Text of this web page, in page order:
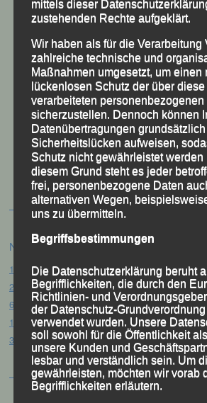
50 Jahre LG Passau
Festzschrift
Neueste Beiträge
15. Pörndorfer Sommernachtslauf – Pörndorf,
20. Goldener Steig-Lauf – Stozec/Tusset,
61. Bergsportfest – Ortenburg, 26.07.2026
12. Loser Berglauf – Altaussee/Österreich,
32. Sommerbiathlon – Passau, 18.07.2026
mittels dieser
zustehenden Rechte aufgeklärt.
Wir haben als für die Verarbeitung
zahlreiche technische und
Maßnahmen umgesetzt, um einen
lückenlosen Schutz der über
verarbeiteten personenbezogenen
sicherzustellen. Dennoch können
Datenübertragungen grundsätzlich
Sicherheitslücken aufweisen,
Schutz nicht gewährleistet werden
diesem Grund steht es jeder
frei, personenbezogene Daten
alternativen Wegen,
uns zu übermitteln.
Begriffsbestimmungen
Die Datenschutzerklärung beruht
Begrifflichkeiten, die durch den
Richtlinien- und
der Datenschutz-
verwendet wurden. Unsere
soll sowohl für die Öffentlichkeit
unsere Kunden und
lesbar und verständlich sein. Um
gewährleisten, möchten wir vorab
Begrifflichkeiten erläutern.